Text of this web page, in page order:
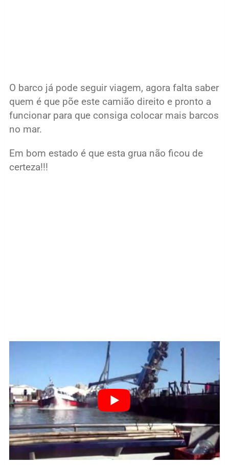
O barco já pode seguir viagem, agora falta saber
quem é que põe este camião direito e pronto a
funcionar para que consiga colocar mais barcos
no mar.
Em bom estado é que esta grua não ficou de
certeza!!!